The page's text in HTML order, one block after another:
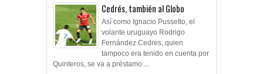
Cedrés, también al Globo
Así como Ignacio Pussetto, el
volante uruguayo Rodrigo
Fernández Cedres, quien
tampoco era tenido en cuenta por
Quinteros, se va a préstamo ...